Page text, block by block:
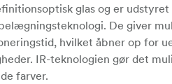
glas og er
De giver
hvilket åbner op for
IR-teknologien gør det
farver.